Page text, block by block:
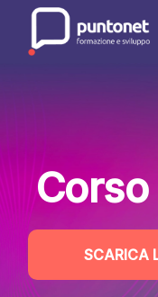
content
SCARICA